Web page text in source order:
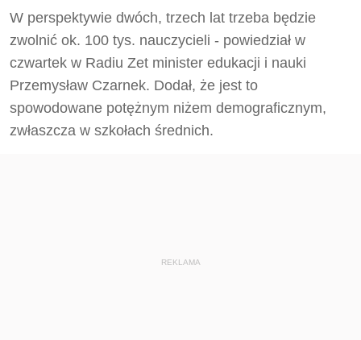
W perspektywie dwóch, trzech lat trzeba będzie
zwolnić ok. 100 tys. nauczycieli - powiedział w
czwartek w Radiu Zet minister edukacji i nauki
Przemysław Czarnek. Dodał, że jest to
spowodowane potężnym niżem demograficznym,
zwłaszcza w szkołach średnich.
REKLAMA